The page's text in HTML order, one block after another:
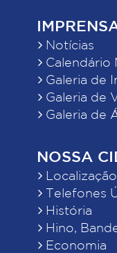
Notícias
Calendário
Galeria de
Galeria de
Galeria de
NOSSA
Localização
Telefones
História
Hino,
Economia